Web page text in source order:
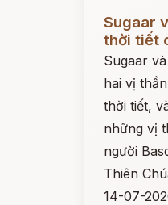
Sugaar
thời tiết
Sugaar
hai vị
thời tiết,
những vị
người
Thiên
14-07-